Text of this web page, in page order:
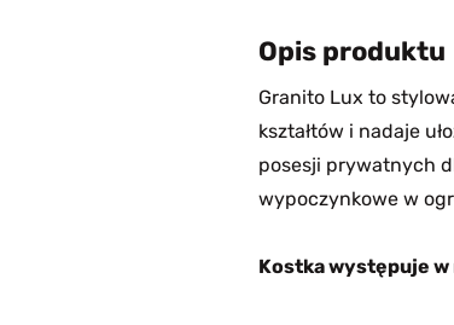
Opis produktu
Granito Lux to
kształtów i nadaje
posesji prywatnych
wypoczynkowe w
Kostka występuje